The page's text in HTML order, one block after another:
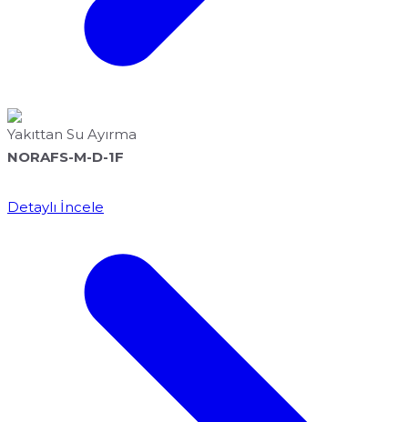
Yakıttan Su Ayırma
NORAFS-M-D-1F
Detaylı İncele